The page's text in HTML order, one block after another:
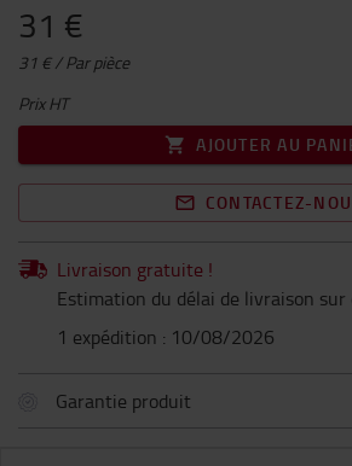
31 €
31 € / Par pièce
Prix HT
AJOUTER AU
CONTACTEZ-
Livraison gratuite !
Estimation du délai de livraison sur
1 expédition : 10/08/2026
Garantie produit